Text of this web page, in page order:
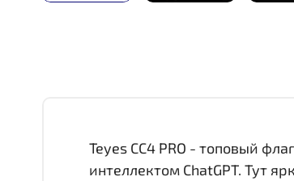
Teyes CC4 PRO - топовый
интеллектом ChatGPT. Тут